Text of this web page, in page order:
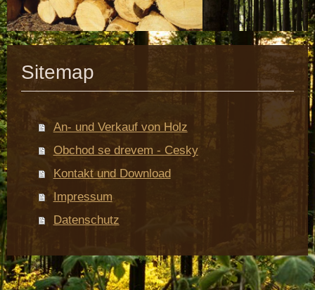
Sitemap
An- und Verkauf von Holz
Obchod se drevem - Cesky
Kontakt und Download
Impressum
Datenschutz